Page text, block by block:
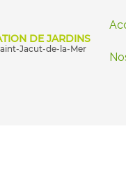
DE JARDINS
Jacut-de-la-Mer